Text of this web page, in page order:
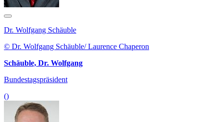
Dr. Wolfgang Schäuble
© Dr. Wolfgang Schäuble/ Laurence Chaperon
Schäuble, Dr. Wolfgang
Bundestagspräsident
()